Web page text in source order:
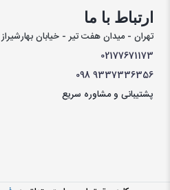
ارتباط با ما
تهران - میدان هفت تیر - خیابان بهارشیراز -
02177671173
0989337336356
پشتیبانی و مشاوره سریع